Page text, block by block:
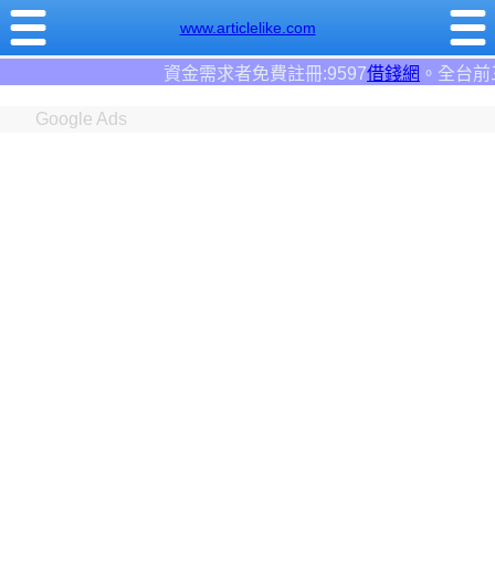
www.articlelike.com
金需求者免費註冊:9597借錢網。全台前三大借錢網站！
Google Ads